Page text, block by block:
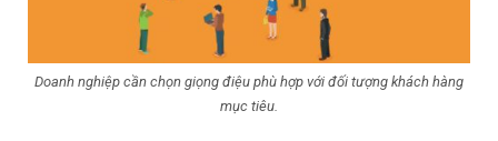
Doanh nghiệp cần chọn giọng điệu phù hợp với đối tượng khách hàng
mục tiêu.